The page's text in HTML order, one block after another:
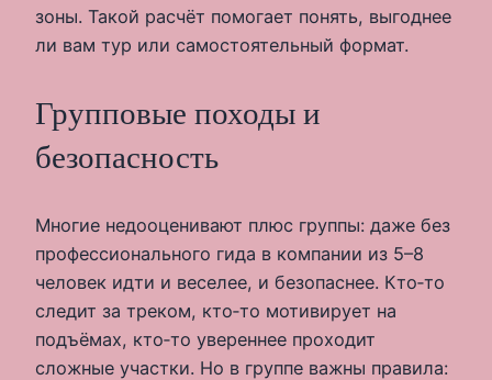
зоны. Такой расчёт помогает понять, выгоднее
ли вам тур или самостоятельный формат.
Групповые походы и
безопасность
Многие недооценивают плюс группы: даже без
профессионального гида в компании из 5–8
человек идти и веселее, и безопаснее. Кто‑то
следит за треком, кто‑то мотивирует на
подъёмах, кто‑то увереннее проходит
сложные участки. Но в группе важны правила: